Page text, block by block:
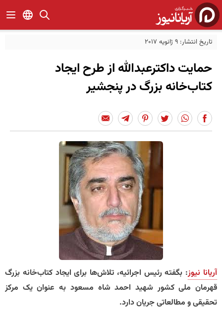
تاریخ انتشار: 9 ژانویه 2017
حمایت داکترعبدالله از طرح ایجاد
کتاب‌خانه بزرگ در پنجشیر
آریانا نیوز: بگفته رئیس اجرائیه، تلاش‌ها برای ایجاد کتاب‌خانه بزرگ
قهرمان ملی کشور شهید احمد شاه مسعود به عنوان یک مرکز
تحقیقی و مطالعاتی جریان دارد.